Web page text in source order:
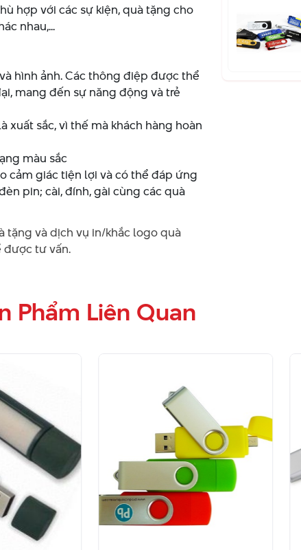
hợp với các sự kiện, quà tặng cho
nhau,...
hình ảnh. Các thông điệp được thể
mang đến sự năng động và trẻ
xuất sắc, vì thế mà khách hàng hoàn
màu sắc
cảm giác tiện lợi và có thể đáp ứng
pin; cài, đính, gài cùng các quà
tặng và dịch vụ in/khắc logo quà
được tư vấn.
Phẩm Liên Quan